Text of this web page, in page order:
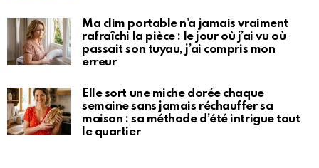
Ma clim portable n’a jamais vraiment
rafraîchi la pièce : le jour où j’ai vu où
passait son tuyau, j’ai compris mon
erreur
Elle sort une miche dorée chaque
semaine sans jamais réchauffer sa
maison : sa méthode d’été intrigue tout
le quartier